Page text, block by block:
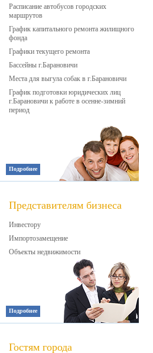
Расписание автобусов городских
маршрутов
График капитального ремонта жилищного
фонда
Графики текущего ремонта
Бассейны г.Барановичи
Места для выгула собак в г.Барановичи
График подготовки юридических лиц
г.Барановичи к работе в осенне-зимний
период
Подробнее
Представителям бизнеса
Инвестору
Импортозамещение
Объекты недвижимости
Подробнее
Гостям города